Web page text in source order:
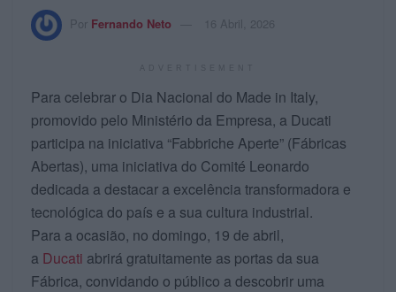
Por Fernando Neto 16 Abril, 2026
Para celebrar o Dia Nacional do Made in Italy,
promovido pelo Ministério da Empresa, a Ducati
participa na iniciativa “Fabbriche Aperte” (Fábricas
Abertas), uma iniciativa do Comité Leonardo
dedicada a destacar a excelência transformadora e
tecnológica do país e a sua cultura industrial.
Para a ocasião, no domingo, 19 de abril,
a Ducati abrirá gratuitamente as portas da sua
Fábrica, convidando o público a descobrir uma